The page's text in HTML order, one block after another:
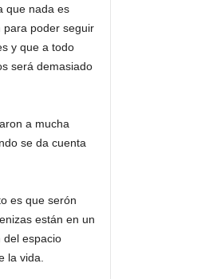
que nada es
para poder seguir
y que a todo
será demasiado
a mucha
se da cuenta
es que serón
están en un
espacio
la vida.